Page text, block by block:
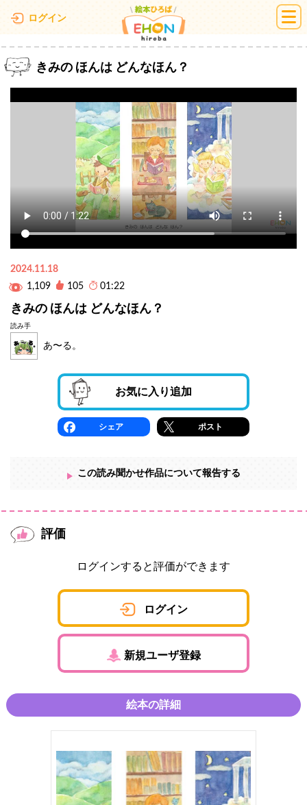
ログイン 絵本ひろば
きみの ほんは どんなほん？
2024.11.18
1,109
105 01:22
きみの ほんは どんなほん？
読み手
あ〜る。
お気に入り追加
シェア ポスト
この読み聞かせ作品について報告する
評価
ログインすると評価ができます
ログイン
新規ユーザ登録
絵本の詳細